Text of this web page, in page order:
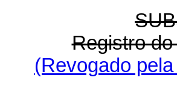
Registro
(Revogado